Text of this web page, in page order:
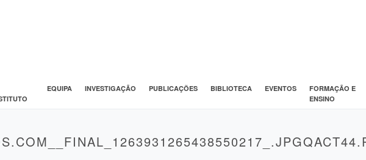
EQUIPA INVESTIGAÇÃO PUBLICAÇÕES BIBLIOTECA EVENTOS
FORMAÇÃO E
ENSINO